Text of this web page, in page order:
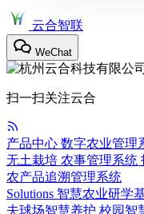
云合智联
WeChat
扫一扫关注云合
产品中心 数字农业管理
无土栽培 农事管理系统
农产品追溯管理系统
Solutions 智慧农业研学
夫球场智慧养护 校园智